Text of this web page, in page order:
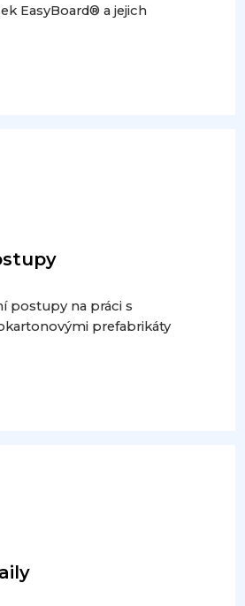
EasyBoard® a jejich
postupy na práci s
prefabrikáty